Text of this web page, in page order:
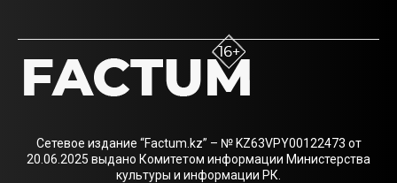
Сетевое издание “Factum.kz” – № KZ63VPY00122473 от
20.06.2025 выдано Комитетом информации Министерства
культуры и информации РК.